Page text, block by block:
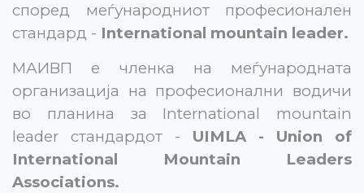
според меѓународниот професионален
стандард - International mountain leader.
МАИВП е членка на меѓународната
организација на професионални водичи
во планина за International mountain
leader стандардот - UIMLA - Union of
International Mountain Leaders
Associations.